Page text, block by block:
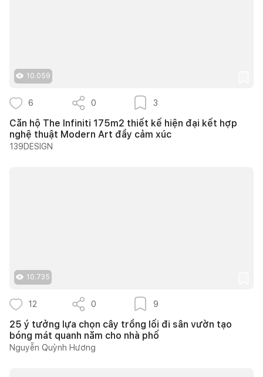
10.059
6 0 3
Căn hộ The Infiniti 175m2 thiết kế hiện đại kết hợp
nghệ thuật Modern Art đầy cảm xúc
139DESIGN
10.735
12 0 9
25 ý tưởng lựa chọn cây trồng lối đi sân vườn tạo
bóng mát quanh năm cho nhà phố
Nguyễn Quỳnh Hương